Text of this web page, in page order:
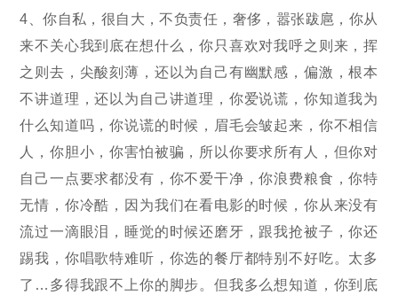
4、你自私，很自大，不负责任，奢侈，嚣张跋扈，你从
来不关心我到底在想什么，你只喜欢对我呼之则来，挥
之则去，尖酸刻薄，还以为自己有幽默感，偏激，根本
不讲道理，还以为自己讲道理，你爱说谎，你知道我为
什么知道吗，你说谎的时候，眉毛会皱起来，你不相信
人，你胆小，你害怕被骗，所以你要求所有人，但你对
自己一点要求都没有，你不爱干净，你浪费粮食，你特
无情，你冷酷，因为我们在看电影的时候，你从来没有
流过一滴眼泪，睡觉的时候还磨牙，跟我抢被子，你还
踢我，你唱歌特难听，你选的餐厅都特别不好吃。太多
了…多得我跟不上你的脚步。但我多么想知道，你到底